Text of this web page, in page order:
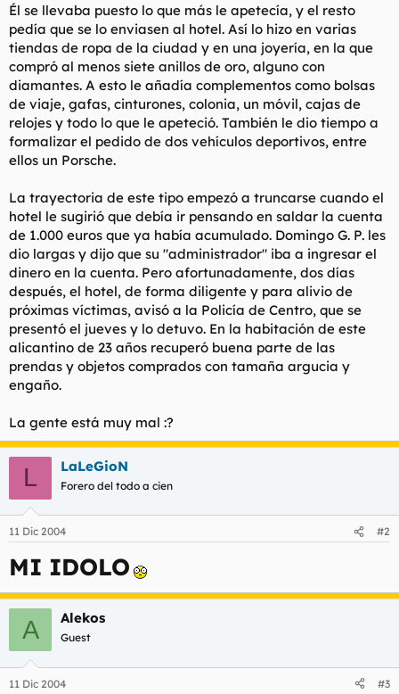
Él se llevaba puesto lo que más le apetecía, y el resto
pedía que se lo enviasen al hotel. Así lo hizo en varias
tiendas de ropa de la ciudad y en una joyería, en la que
compró al menos siete anillos de oro, alguno con
diamantes. A esto le añadía complementos como bolsas
de viaje, gafas, cinturones, colonia, un móvil, cajas de
relojes y todo lo que le apeteció. También le dio tiempo a
formalizar el pedido de dos vehículos deportivos, entre
ellos un Porsche.
La trayectoria de este tipo empezó a truncarse cuando el
hotel le sugirió que debía ir pensando en saldar la cuenta
de 1.000 euros que ya había acumulado. Domingo G. P. les
dio largas y dijo que su "administrador" iba a ingresar el
dinero en la cuenta. Pero afortunadamente, dos días
después, el hotel, de forma diligente y para alivio de
próximas víctimas, avisó a la Policía de Centro, que se
presentó el jueves y lo detuvo. En la habitación de este
alicantino de 23 años recuperó buena parte de las
prendas y objetos comprados con tamaña argucia y
engaño.
La gente está muy mal :?
L LaLeGioN
Forero del todo a cien
11 Dic 2004 #2
MI IDOLO
A Alekos
Guest
11 Dic 2004 #3